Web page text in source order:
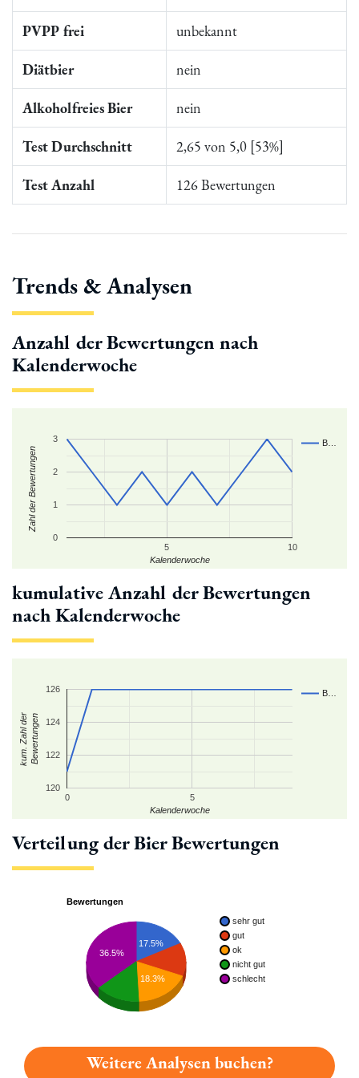
PVPP frei unbekannt
Diätbier nein
Alkoholfreies Bier nein
Test Durchschnitt 2,65 von 5,0 [53%]
Test Anzahl 126 Bewertungen
Trends & Analysen
Anzahl der Bewertungen nach
Kalenderwoche
B…
5 10
0
1
2
3
Kalenderwoche
Zahl der Bewertungen
kumulative Anzahl der Bewertungen
nach Kalenderwoche
B…
0 5
120
122
124
126
Kalenderwoche
kum. Zahl derBewertungen
Verteilung der Bier Bewertungen
Bewertungen
sehr gut
gut
ok
nicht gut
schlecht
17.5%
18.3%
36.5%
Weitere Analysen buchen?